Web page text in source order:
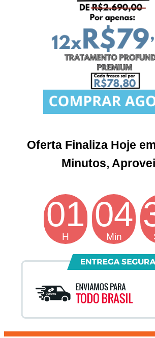
Oferta Finaliza Hoje
Minutos,
01
H
04
Min